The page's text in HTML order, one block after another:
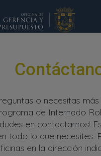
o necesitas
de Internado
dudes en contactarnos!
todo lo que necesites.
en la dirección